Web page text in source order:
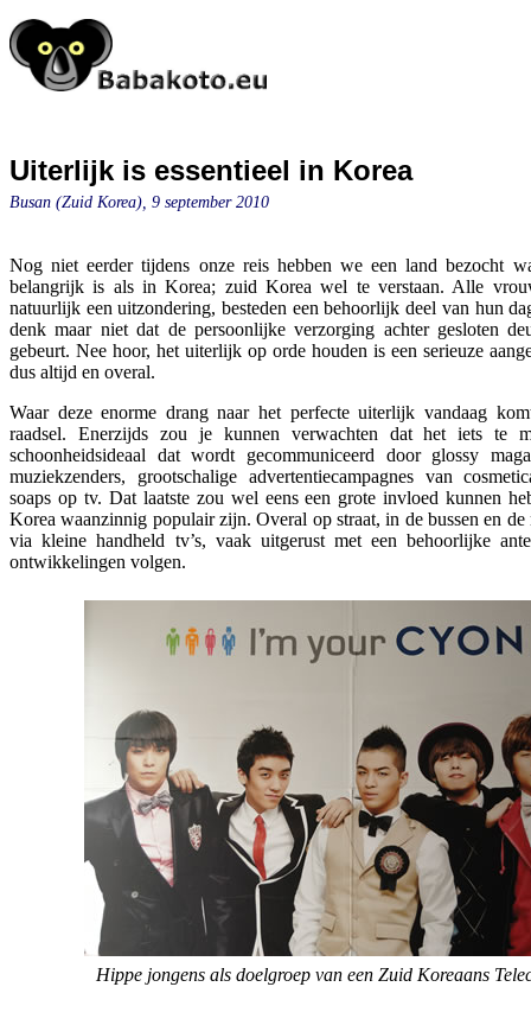
Uiterlijk is essentieel in Korea
Busan (Zuid Korea), 9 september 2010
Nog niet eerder tijdens onze reis hebben we een land bezocht
belangrijk is als in Korea; zuid Korea wel te verstaan. Alle
natuurlijk een uitzondering, besteden een behoorlijk deel van hun
denk maar niet dat de persoonlijke verzorging achter gesloten
gebeurt. Nee hoor, het uiterlijk op orde houden is een serieuze
dus altijd en overal.
Waar deze enorme drang naar het perfecte uiterlijk vandaag
raadsel. Enerzijds zou je kunnen verwachten dat het iets te
schoonheidsideaal dat wordt gecommuniceerd door glossy
muziekzenders, grootschalige advertentiecampagnes van
soaps op tv. Dat laatste zou wel eens een grote invloed kunnen
Korea waanzinnig populair zijn. Overal op straat, in de bussen en de
via kleine handheld tv’s, vaak uitgerust met een behoorlijke
ontwikkelingen volgen.
Hippe jongens als doelgroep van een Zuid Koreaans